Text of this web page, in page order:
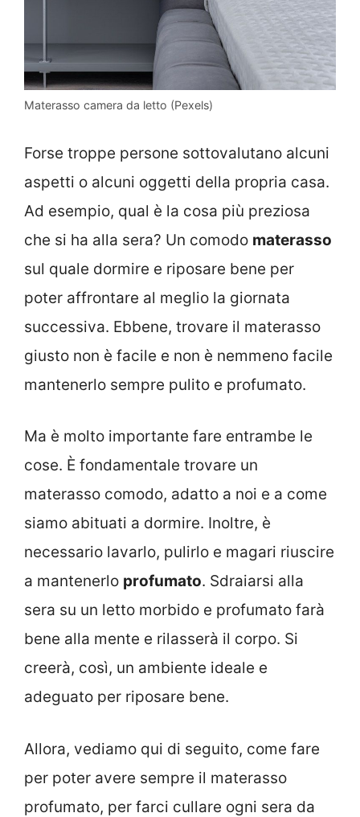
Materasso camera da letto (Pexels)
Forse troppe persone sottovalutano alcuni
aspetti o alcuni oggetti della propria casa.
Ad esempio, qual è la cosa più preziosa
che si ha alla sera? Un comodo materasso
sul quale dormire e riposare bene per
poter affrontare al meglio la giornata
successiva. Ebbene, trovare il materasso
giusto non è facile e non è nemmeno facile
mantenerlo sempre pulito e profumato.
Ma è molto importante fare entrambe le
cose. È fondamentale trovare un
materasso comodo, adatto a noi e a come
siamo abituati a dormire. Inoltre, è
necessario lavarlo, pulirlo e magari riuscire
a mantenerlo profumato. Sdraiarsi alla
sera su un letto morbido e profumato farà
bene alla mente e rilasserà il corpo. Si
creerà, così, un ambiente ideale e
adeguato per riposare bene.
Allora, vediamo qui di seguito, come fare
per poter avere sempre il materasso
profumato, per farci cullare ogni sera da